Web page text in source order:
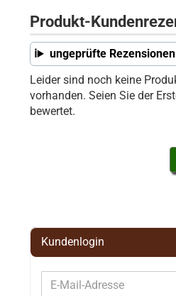
Produkt-
ungeprüfte
Leider sind noch keine
vorhanden. Seien Sie der
bewertet.
Kundenlogin